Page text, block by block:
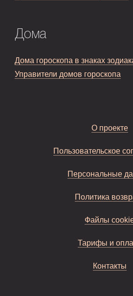
Дома
Дома гороскопа в знаках
Управители домов гороскопа
О проекте
Пользовательское
Персональные
Политика
Файлы
Тарифы и
Контакты